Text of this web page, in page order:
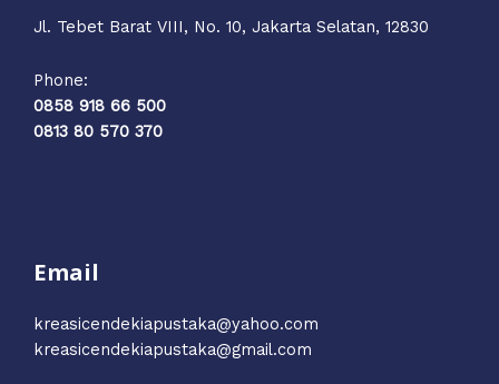
Jl. Tebet Barat VIII, No. 10, Jakarta Selatan, 12830
Phone:
0858 918 66 500
0813 80 570 370
Email
kreasicendekiapustaka@yahoo.com
kreasicendekiapustaka@gmail.com